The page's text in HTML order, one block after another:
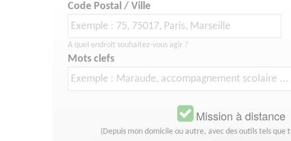
Code Postal / Ville
A quel endroit souhaitez-vous agir ?
Mots clefs
Mission à distance
(Depuis mon domicile ou autre, avec des outils tels que